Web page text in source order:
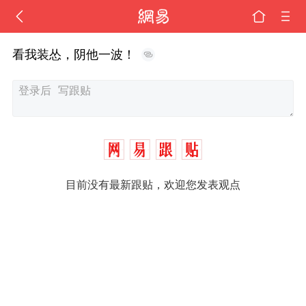
看我装怂，阴他一波！
目前没有最新跟贴，欢迎您发表观点